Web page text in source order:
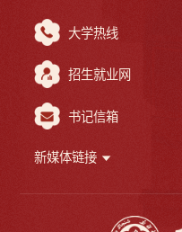
大学热线
招生就业网
书记信箱
新媒体链接